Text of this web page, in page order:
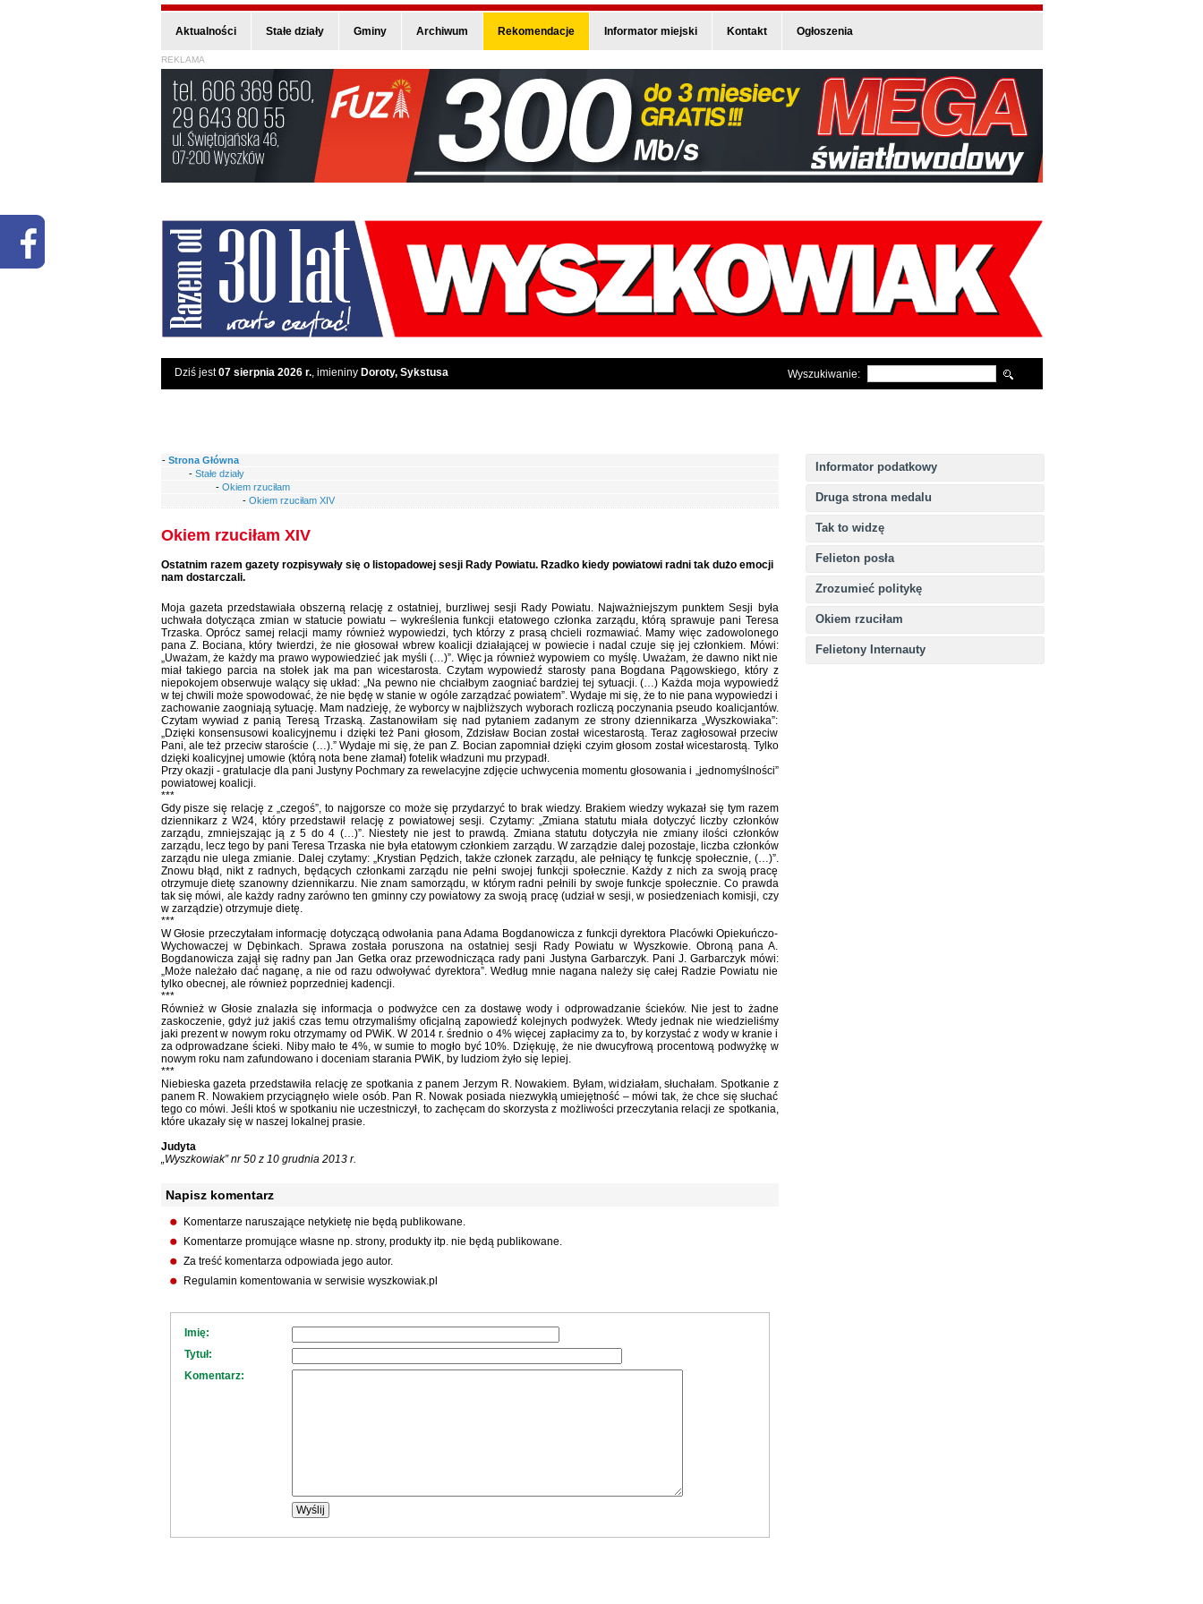
Aktualności Stałe działy Gminy Archiwum Rekomendacje Informator miejski Kontakt Ogłoszenia
REKLAMA
Dziś jest07 sierpnia 2026 r., imieniny Doroty, Sykstusa Wyszukiwanie:
Informator podatkowy
Druga strona medalu
Tak to widzę
Felieton posła
Zrozumieć politykę
Okiem rzuciłam
Felietony Internauty
- Strona Główna
- Stałe działy
- Okiem rzuciłam
- Okiem rzuciłam XIV
Okiem rzuciłam XIV
Ostatnim razem gazety rozpisywały się o listopadowej sesji Rady Powiatu. Rzadko kiedy powiatowi radni tak dużo emocji
nam dostarczali.
Moja gazeta przedstawiała obszerną relację z ostatniej, burzliwej sesji Rady Powiatu. Najważniejszym punktem Sesji była
uchwała dotycząca zmian w statucie powiatu – wykreślenia funkcji etatowego członka zarządu, którą sprawuje pani Teresa
Trzaska. Oprócz samej relacji mamy również wypowiedzi, tych którzy z prasą chcieli rozmawiać. Mamy więc zadowolonego
pana Z. Bociana, który twierdzi, że nie głosował wbrew koalicji działającej w powiecie i nadal czuje się jej członkiem. Mówi:
„Uważam, że każdy ma prawo wypowiedzieć jak myśli (…)”. Więc ja również wypowiem co myślę. Uważam, że dawno nikt nie
miał takiego parcia na stołek jak ma pan wicestarosta. Czytam wypowiedź starosty pana Bogdana Pągowskiego, który z
niepokojem obserwuje walący się układ: „Na pewno nie chciałbym zaogniać bardziej tej sytuacji. (…) Każda moja wypowiedź
w tej chwili może spowodować, że nie będę w stanie w ogóle zarządzać powiatem”. Wydaje mi się, że to nie pana wypowiedzi i
zachowanie zaogniają sytuację. Mam nadzieję, że wyborcy w najbliższych wyborach rozliczą poczynania pseudo koalicjantów.
Czytam wywiad z panią Teresą Trzaską. Zastanowiłam się nad pytaniem zadanym ze strony dziennikarza „Wyszkowiaka”:
„Dzięki konsensusowi koalicyjnemu i dzięki też Pani głosom, Zdzisław Bocian został wicestarostą. Teraz zagłosował przeciw
Pani, ale też przeciw staroście (…).” Wydaje mi się, że pan Z. Bocian zapomniał dzięki czyim głosom został wicestarostą. Tylko
dzięki koalicyjnej umowie (którą nota bene złamał) fotelik władzuni mu przypadł.
Przy okazji - gratulacje dla pani Justyny Pochmary za rewelacyjne zdjęcie uchwycenia momentu głosowania i „jednomyślności”
powiatowej koalicji.
***
Gdy pisze się relację z „czegoś”, to najgorsze co może się przydarzyć to brak wiedzy. Brakiem wiedzy wykazał się tym razem
dziennikarz z W24, który przedstawił relację z powiatowej sesji. Czytamy: „Zmiana statutu miała dotyczyć liczby członków
zarządu, zmniejszając ją z 5 do 4 (…)”. Niestety nie jest to prawdą. Zmiana statutu dotyczyła nie zmiany ilości członków
zarządu, lecz tego by pani Teresa Trzaska nie była etatowym członkiem zarządu. W zarządzie dalej pozostaje, liczba członków
zarządu nie ulega zmianie. Dalej czytamy: „Krystian Pędzich, także członek zarządu, ale pełniący tę funkcję społecznie, (…)”.
Znowu błąd, nikt z radnych, będących członkami zarządu nie pełni swojej funkcji społecznie. Każdy z nich za swoją pracę
otrzymuje dietę szanowny dziennikarzu. Nie znam samorządu, w którym radni pełnili by swoje funkcje społecznie. Co prawda
tak się mówi, ale każdy radny zarówno ten gminny czy powiatowy za swoją pracę (udział w sesji, w posiedzeniach komisji, czy
w zarządzie) otrzymuje dietę.
***
W Głosie przeczytałam informację dotyczącą odwołania pana Adama Bogdanowicza z funkcji dyrektora Placówki Opiekuńczo-
Wychowaczej w Dębinkach. Sprawa została poruszona na ostatniej sesji Rady Powiatu w Wyszkowie. Obroną pana A.
Bogdanowicza zajął się radny pan Jan Getka oraz przewodnicząca rady pani Justyna Garbarczyk. Pani J. Garbarczyk mówi:
„Może należało dać naganę, a nie od razu odwoływać dyrektora”. Według mnie nagana należy się całej Radzie Powiatu nie
tylko obecnej, ale również poprzedniej kadencji.
***
Również w Głosie znalazła się informacja o podwyżce cen za dostawę wody i odprowadzanie ścieków. Nie jest to żadne
zaskoczenie, gdyż już jakiś czas temu otrzymaliśmy oficjalną zapowiedź kolejnych podwyżek. Wtedy jednak nie wiedzieliśmy
jaki prezent w nowym roku otrzymamy od PWiK. W 2014 r. średnio o 4% więcej zapłacimy za to, by korzystać z wody w kranie i
za odprowadzane ścieki. Niby mało te 4%, w sumie to mogło być 10%. Dziękuję, że nie dwucyfrową procentową podwyżkę w
nowym roku nam zafundowano i doceniam starania PWiK, by ludziom żyło się lepiej.
***
Niebieska gazeta przedstawiła relację ze spotkania z panem Jerzym R. Nowakiem. Byłam, widziałam, słuchałam. Spotkanie z
panem R. Nowakiem przyciągnęło wiele osób. Pan R. Nowak posiada niezwykłą umiejętność – mówi tak, że chce się słuchać
tego co mówi. Jeśli ktoś w spotkaniu nie uczestniczył, to zachęcam do skorzysta z możliwości przeczytania relacji ze spotkania,
które ukazały się w naszej lokalnej prasie.
Judyta
„Wyszkowiak” nr 50 z 10 grudnia 2013 r.
Napisz komentarz
Komentarze naruszające netykietę nie będą publikowane.
Komentarze promujące własne np. strony, produkty itp. nie będą publikowane.
Za treść komentarza odpowiada jego autor.
Regulamin komentowania w serwisie wyszkowiak.pl
Imię:
Tytuł:
Komentarz: